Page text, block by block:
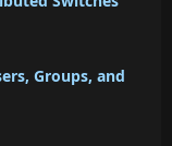
Groups, and